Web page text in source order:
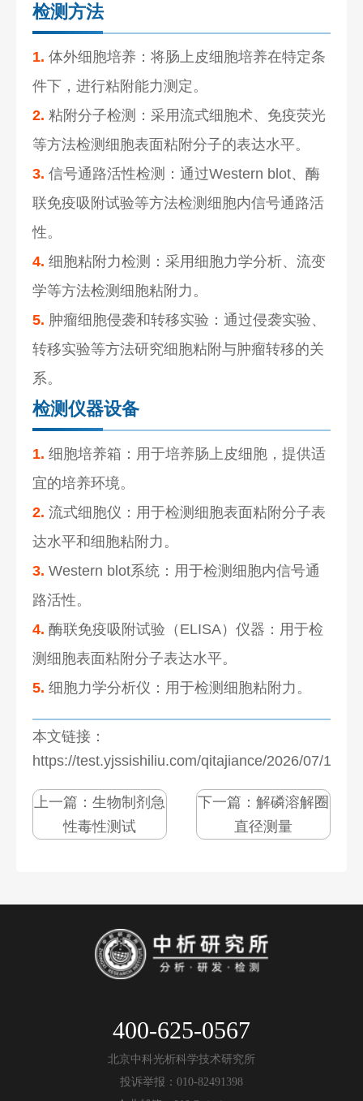
检测方法
1. 体外细胞培养：将肠上皮细胞培养在特定条
件下，进行粘附能力测定。
2. 粘附分子检测：采用流式细胞术、免疫荧光
等方法检测细胞表面粘附分子的表达水平。
3. 信号通路活性检测：通过Western blot、酶
联免疫吸附试验等方法检测细胞内信号通路活
性。
4. 细胞粘附力检测：采用细胞力学分析、流变
学等方法检测细胞粘附力。
5. 肿瘤细胞侵袭和转移实验：通过侵袭实验、
转移实验等方法研究细胞粘附与肿瘤转移的关
系。
检测仪器设备
1. 细胞培养箱：用于培养肠上皮细胞，提供适
宜的培养环境。
2. 流式细胞仪：用于检测细胞表面粘附分子表
达水平和细胞粘附力。
3. Western blot系统：用于检测细胞内信号通
路活性。
4. 酶联免疫吸附试验（ELISA）仪器：用于检
测细胞表面粘附分子表达水平。
5. 细胞力学分析仪：用于检测细胞粘附力。
本文链接：
https://test.yjssishiliu.com/qitajiance/2026/07/
上一篇： 生物制剂急
性毒性测试
下一篇：解磷溶解圈
直径测量
400-625-0567
北京中科光析科学技术研究所
投诉举报：010-82491398